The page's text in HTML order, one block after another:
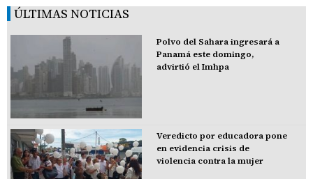
ÚLTIMAS NOTICIAS
Polvo del Sahara ingresará a
Panamá este domingo,
advirtió el Imhpa
Veredicto por educadora pone
en evidencia crisis de
violencia contra la mujer